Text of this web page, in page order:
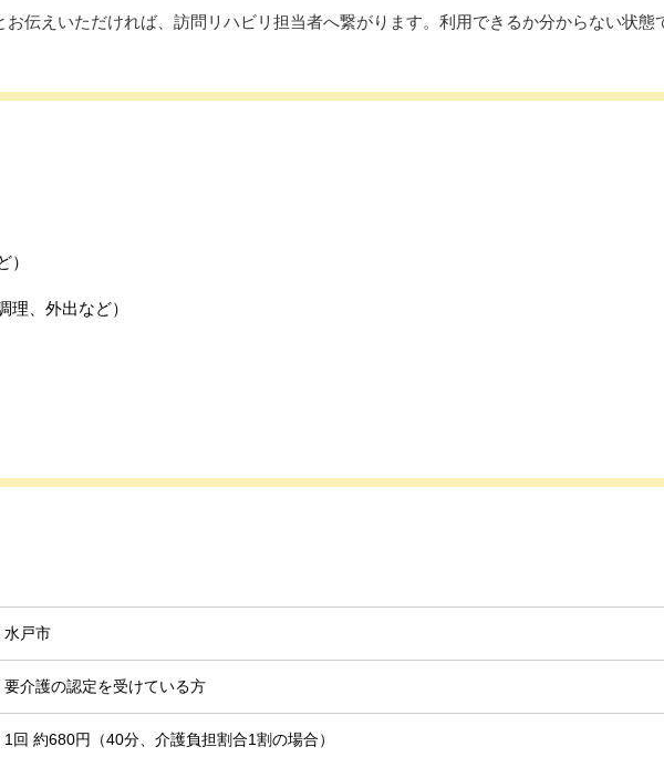
伝えいただければ、訪問リハビリ担当者へ繋がります。利用できるか分からない状態
）
、外出など）
水戸市
要介護の認定を受けている方
1回 約680円（40分、介護負担割合1割の場合）